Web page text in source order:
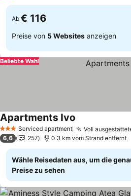
Ab € 116
Preise von 5 Websites anzeigen
Beliebte Wahl
3 SterneServiced apartment Voll
Apartments Ivo
6,6 257 0.3 km vom Strand entfernt
Wähle Reisedaten aus, um die
Preise zu sehen